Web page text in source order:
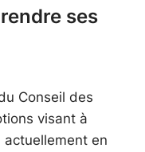
ses
Conseil des
visant à
actuellement en